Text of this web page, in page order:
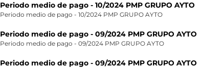
Periodo medio de pago - 10/2024 PMP GRUPO AYTO
Periodo medio de pago - 10/2024 PMP GRUPO AYTO
Periodo medio de pago - 09/2024 PMP GRUPO AYTO
Periodo medio de pago - 09/2024 PMP GRUPO AYTO
Periodo medio de pago - 09/2024 PMP GRUPO AYTO